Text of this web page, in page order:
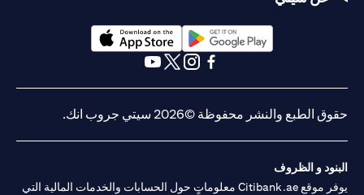
opens in a new tab
opens in a new tab
حقوق الطبع والنشر محفوظة ©2026 سيتي جروب انك.
البنود و الظروف
يوفر موقع Citibank.ae معلوماتٍ حول الحسابات والخدمات المالية التي